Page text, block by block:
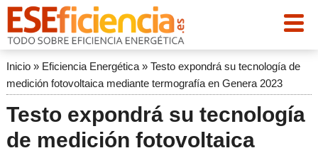
Inicio» Eficiencia Energética» Testo expondrá su tecnología de
medición fotovoltaica mediante termografía en Genera 2023
Testo expondrá su tecnología
de medición fotovoltaica